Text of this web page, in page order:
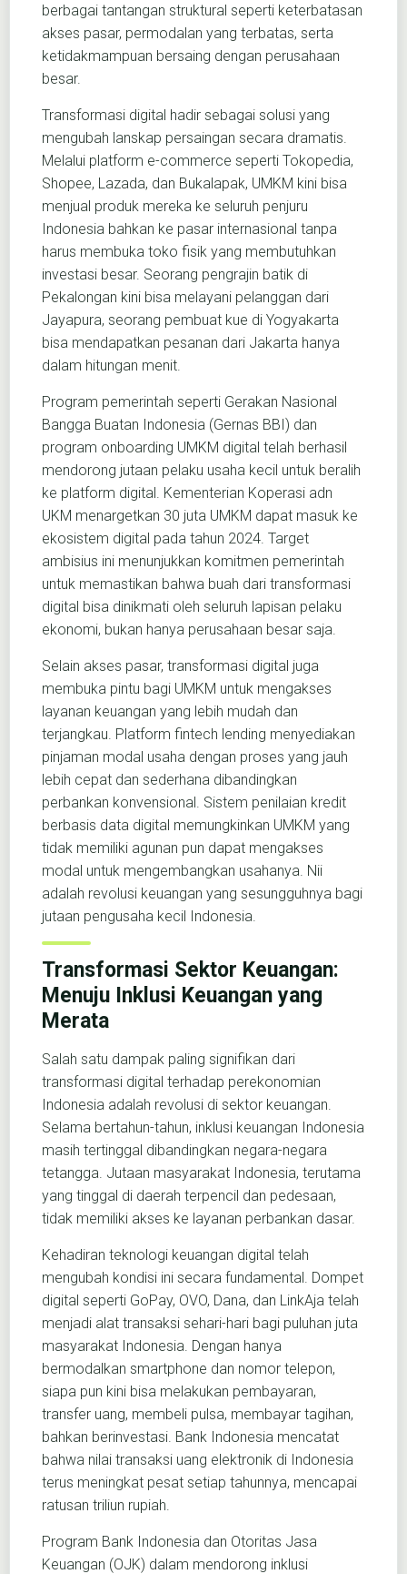
berbagai tantangan struktural seperti keterbatasan
akses pasar, permodalan yang terbatas, serta
ketidakmampuan bersaing dengan perusahaan
besar.
Transformasi digital hadir sebagai solusi yang
mengubah lanskap persaingan secara dramatis.
Melalui platform e-commerce seperti Tokopedia,
Shopee, Lazada, dan Bukalapak, UMKM kini bisa
menjual produk mereka ke seluruh penjuru
Indonesia bahkan ke pasar internasional tanpa
harus membuka toko fisik yang membutuhkan
investasi besar. Seorang pengrajin batik di
Pekalongan kini bisa melayani pelanggan dari
Jayapura, seorang pembuat kue di Yogyakarta
bisa mendapatkan pesanan dari Jakarta hanya
dalam hitungan menit.
Program pemerintah seperti Gerakan Nasional
Bangga Buatan Indonesia (Gernas BBI) dan
program onboarding UMKM digital telah berhasil
mendorong jutaan pelaku usaha kecil untuk beralih
ke platform digital. Kementerian Koperasi adn
UKM menargetkan 30 juta UMKM dapat masuk ke
ekosistem digital pada tahun 2024. Target
ambisius ini menunjukkan komitmen pemerintah
untuk memastikan bahwa buah dari transformasi
digital bisa dinikmati oleh seluruh lapisan pelaku
ekonomi, bukan hanya perusahaan besar saja.
Selain akses pasar, transformasi digital juga
membuka pintu bagi UMKM untuk mengakses
layanan keuangan yang lebih mudah dan
terjangkau. Platform fintech lending menyediakan
pinjaman modal usaha dengan proses yang jauh
lebih cepat dan sederhana dibandingkan
perbankan konvensional. Sistem penilaian kredit
berbasis data digital memungkinkan UMKM yang
tidak memiliki agunan pun dapat mengakses
modal untuk mengembangkan usahanya. Nii
adalah revolusi keuangan yang sesungguhnya bagi
jutaan pengusaha kecil Indonesia.
Transformasi Sektor Keuangan:
Menuju Inklusi Keuangan yang
Merata
Salah satu dampak paling signifikan dari
transformasi digital terhadap perekonomian
Indonesia adalah revolusi di sektor keuangan.
Selama bertahun-tahun, inklusi keuangan Indonesia
masih tertinggal dibandingkan negara-negara
tetangga. Jutaan masyarakat Indonesia, terutama
yang tinggal di daerah terpencil dan pedesaan,
tidak memiliki akses ke layanan perbankan dasar.
Kehadiran teknologi keuangan digital telah
mengubah kondisi ini secara fundamental. Dompet
digital seperti GoPay, OVO, Dana, dan LinkAja telah
menjadi alat transaksi sehari-hari bagi puluhan juta
masyarakat Indonesia. Dengan hanya
bermodalkan smartphone dan nomor telepon,
siapa pun kini bisa melakukan pembayaran,
transfer uang, membeli pulsa, membayar tagihan,
bahkan berinvestasi. Bank Indonesia mencatat
bahwa nilai transaksi uang elektronik di Indonesia
terus meningkat pesat setiap tahunnya, mencapai
ratusan triliun rupiah.
Program Bank Indonesia dan Otoritas Jasa
Keuangan (OJK) dalam mendorong inklusi